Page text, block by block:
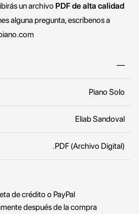
un archivo PDF de alta calidad
alguna pregunta, escríbenos a
—
Piano Solo
Eliab Sandoval
.PDF (Archivo Digital)
de crédito o PayPal
después de la compra